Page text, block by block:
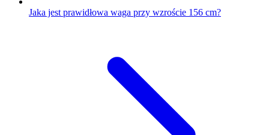
Jaka jest prawidłowa waga przy wzroście 156 cm?